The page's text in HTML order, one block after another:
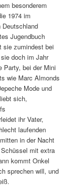
besonderem
1974 im
Deutschland
Jugendbuch
sie zumindest bei
doch im Jahr
Party, bei der Mini
wie Marc Almonds
Mode und
sich,
ihr Vater,
laufenden
in der Nacht
mit extra
kommt Onkel
sprechen will, und